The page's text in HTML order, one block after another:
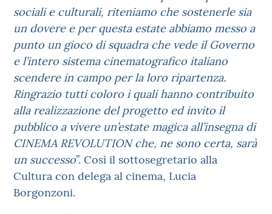
sociali e culturali, riteniamo che sostenerle sia
un dovere e per questa estate abbiamo messo a
punto un gioco di squadra che vede il Governo
e l’intero sistema cinematografico italiano
scendere in campo per la loro ripartenza.
Ringrazio tutti coloro i quali hanno contribuito
alla realizzazione del progetto ed invito il
pubblico a vivere un’estate magica all’insegna di
CINEMA REVOLUTION che, ne sono certa, sarà
un successo”. Così il sottosegretario alla
Cultura con delega al cinema, Lucia
Borgonzoni.